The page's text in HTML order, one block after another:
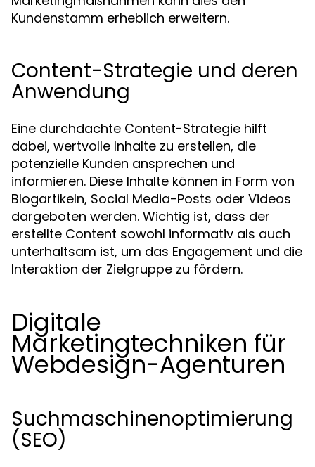
Kundenstamm erheblich erweitern.
Content-Strategie und deren
Anwendung
Eine durchdachte Content-Strategie hilft
dabei, wertvolle Inhalte zu erstellen, die
potenzielle Kunden ansprechen und
informieren. Diese Inhalte können in Form von
Blogartikeln, Social Media-Posts oder Videos
dargeboten werden. Wichtig ist, dass der
erstellte Content sowohl informativ als auch
unterhaltsam ist, um das Engagement und die
Interaktion der Zielgruppe zu fördern.
Digitale
Marketingtechniken für
Webdesign-Agenturen
Suchmaschinenoptimierung
(SEO)